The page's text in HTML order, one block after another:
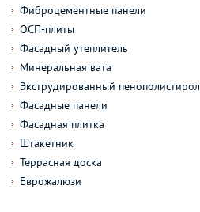
Фиброцементные панели
ОСП-плиты
Фасадный утеплитель
Минеральная вата
Экструдированный пенополистирол
Фасадные панели
Фасадная плитка
Штакетник
Террасная доска
Еврожалюзи